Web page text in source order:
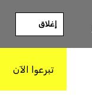
إغلاق
تبرعوا الآن